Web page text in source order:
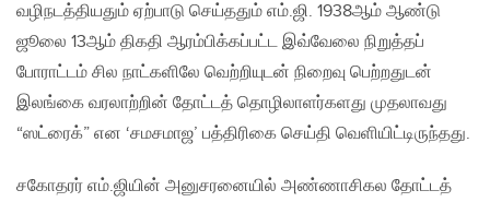
வழிநடத்தியதும் ஏற்பாடு செய்ததும் எம்.ஜி. 1938ஆம் ஆண்டு
ஜூலை 13ஆம் திகதி ஆரம்பிக்கப்பட்ட இவ்வேலை நிறுத்தப்
போராட்டம் சில நாட்களிலே வெற்றியுடன் நிறைவு பெற்றதுடன்
இலங்கை வரலாற்றின் தோட்டத் தொழிலாளர்களது முதலாவது
“ஸட்ரைக்” என ‘சமசமாஜ’ பத்திரிகை செய்தி வெளியிட்டிருந்தது.
சகோதரர் எம்.ஜியின் அனுசரனையில் அண்ணாசிகல தோட்டத்